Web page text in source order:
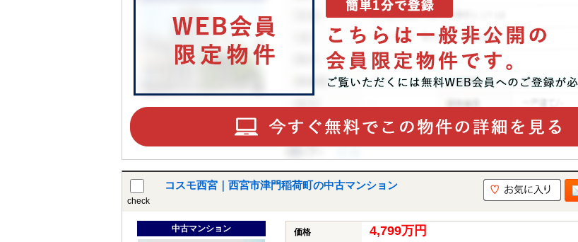
check
コスモ西宮｜西宮市津門稲荷町の中古マンション
中古マンション 価格 4,799万円